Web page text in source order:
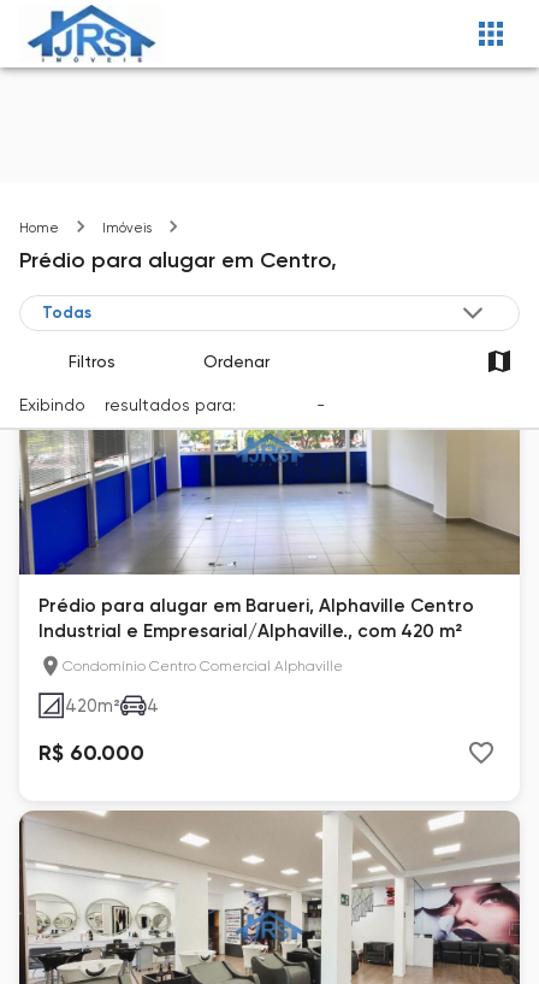
Home Imóveis
Prédio para alugar em Centro,
Filtros Ordenar
Exibindo resultados para: -
Prédio para alugar em Barueri, Alphaville Centro
Industrial e Empresarial/Alphaville., com 420 m²
Condomínio Centro Comercial Alphaville
420m² 4
R$ 60.000